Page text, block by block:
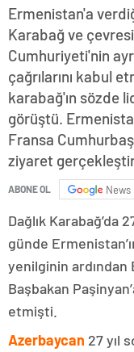
Ermenistan'a
Karabağ ve
Cumhuriyeti'nin
çağrılarını kabul
karabağ'ın sözde
görüştü.
Fransa
ziyaret
ABONE OL News
Dağlık Karabağ’da
günde
yenilginin ardından
Başbakan
etmişti.
Azerbaycan 27 yıl